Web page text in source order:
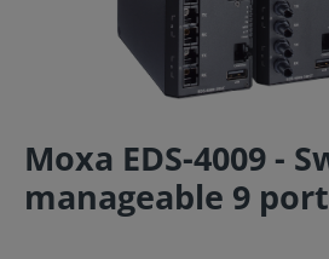
Moxa EDS-4009 -
manageable 9